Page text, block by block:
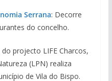
Serrana: Decorre
do concelho.
projecto LIFE Charcos,
(LPN) realiza
de Vila do Bispo.